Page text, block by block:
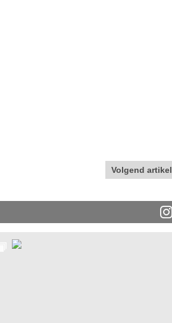
Volgend artikel